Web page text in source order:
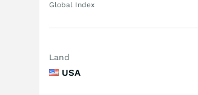
Global Index
Land
USA